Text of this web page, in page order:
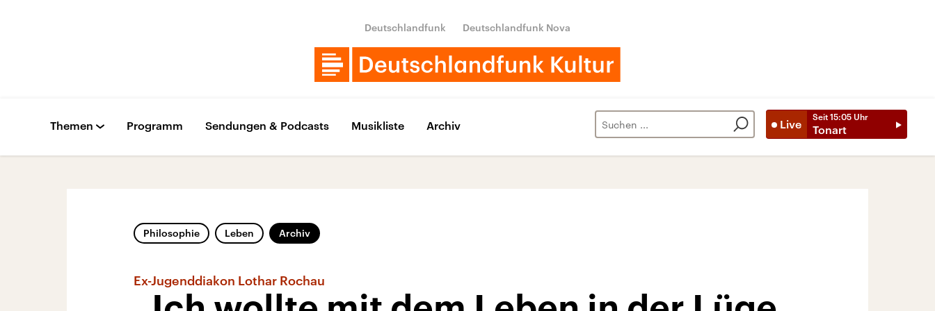
Deutschlandfunk Deutschlandfunk Nova
Live
Seit 15:05 Uhr
Tonart
Themen Programm Sendungen & Podcasts Musikliste Archiv
Philosophie Leben Archiv
Ex-Jugenddiakon Lothar Rochau